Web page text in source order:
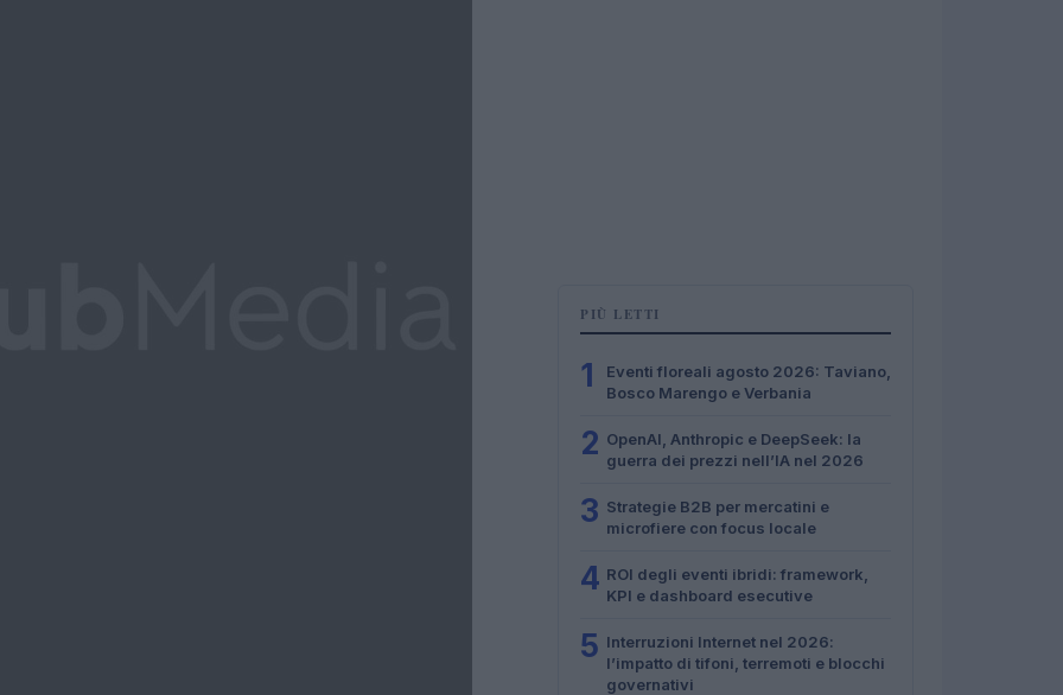
PIÙ LETTI
1
Eventi floreali agosto 2026: Taviano,
Bosco Marengo e Verbania
2 OpenAI, Anthropic e DeepSeek: la
guerra dei prezzi nell’IA nel 2026
3 Strategie B2B per mercatini e
microfiere con focus locale
4 ROI degli eventi ibridi: framework,
KPI e dashboard esecutive
5 Interruzioni Internet nel 2026:
l’impatto di tifoni, terremoti e blocchi
governativi